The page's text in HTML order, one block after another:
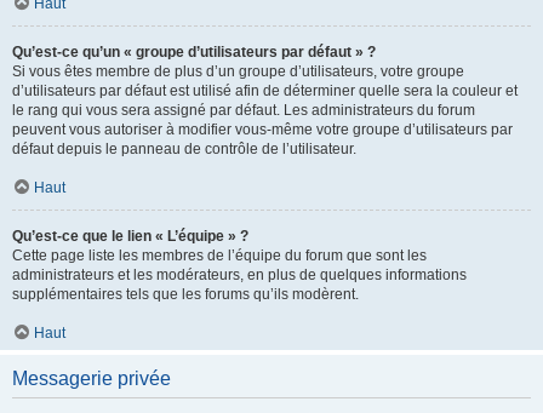
Haut
Qu’est-ce qu’un « groupe d’utilisateurs par défaut » ?
Si vous êtes membre de plus d’un groupe d’utilisateurs, votre groupe
d’utilisateurs par défaut est utilisé afin de déterminer quelle sera la couleur et
le rang qui vous sera assigné par défaut. Les administrateurs du forum
peuvent vous autoriser à modifier vous-même votre groupe d’utilisateurs par
défaut depuis le panneau de contrôle de l’utilisateur.
Haut
Qu’est-ce que le lien « L’équipe » ?
Cette page liste les membres de l’équipe du forum que sont les
administrateurs et les modérateurs, en plus de quelques informations
supplémentaires tels que les forums qu’ils modèrent.
Haut
Messagerie privée